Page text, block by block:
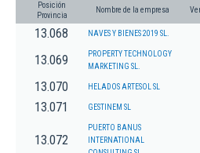
Posición
Provincia
Nombre de la empresa
13.068 NAVES Y BIENES 2019 SL.
13.069
PROPERTY TECHNOLOGY
MARKETING SL.
13.070 HELADOS ARTESOL SL
13.071 GESTINEM SL
13.072
PUERTO BANUS
INTERNATIONAL